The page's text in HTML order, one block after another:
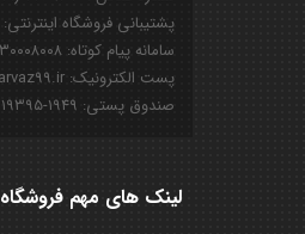
پشتیبانی فروشگاه اینترنتی: ۰۹۱۲۸۵۰۱۱۲۵
سامانه پیام کوتاه: ۳۰۰۰۸۰۰۸
پست الکترونیک: info@parvaz99.ir
صندوق پستی: ۱۹۴۹-۱۹۳۹۵
لینک های مهم فروشگاه